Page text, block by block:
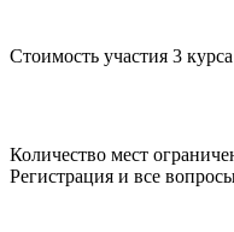
Стоимость участия 3
Количество мест
Регистрация и все